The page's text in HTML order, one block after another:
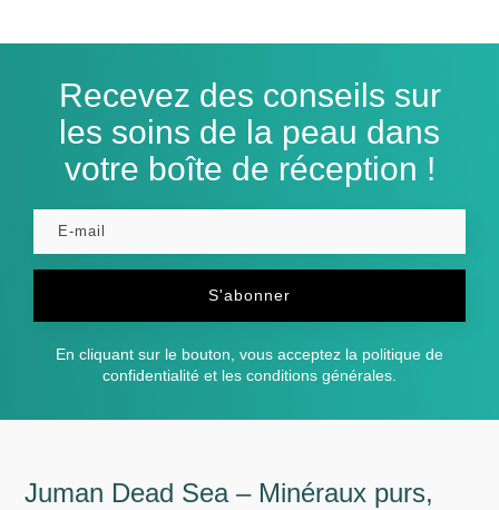
Recevez des conseils sur
les soins de la peau dans
votre boîte de réception !
S'abonner
En cliquant sur le bouton, vous acceptez la politique de
confidentialité et les conditions générales.
Juman Dead Sea – Minéraux purs,